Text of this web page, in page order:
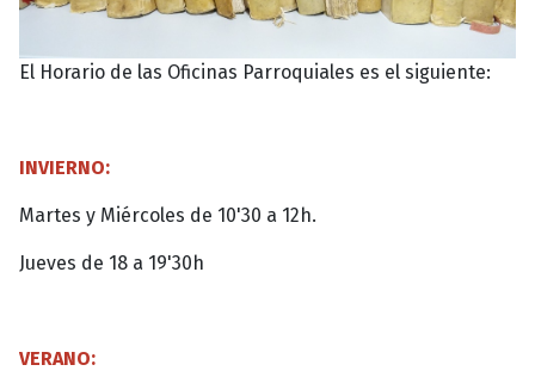
El Horario de las Oficinas Parroquiales es el siguiente:
INVIERNO:
Martes y Miércoles de 10'30 a 12h.
Jueves de 18 a 19'30h
VERANO: